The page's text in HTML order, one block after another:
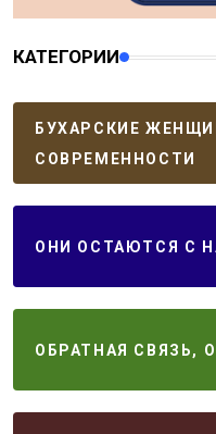
КАТЕГОРИИ
БУХАРСКИЕ
СОВРЕМЕННОСТИ
ОНИ ОСТАЮТСЯ С
ОБРАТНАЯ СВЯЗЬ,